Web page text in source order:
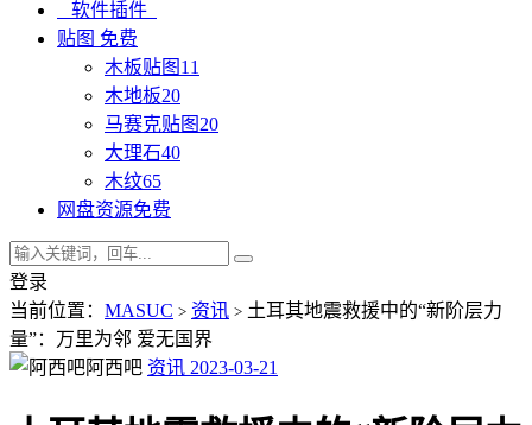
软件插件
贴图 免费
木板贴图 11
木地板20
马赛克贴图 20
大理石40
木纹65
网盘资源免费
登录
当前位置： MASUC > 资讯 > 土耳其地震救援中的“新阶层力
量”：万里为邻 爱无国界
阿西吧 资讯 2023-03-21